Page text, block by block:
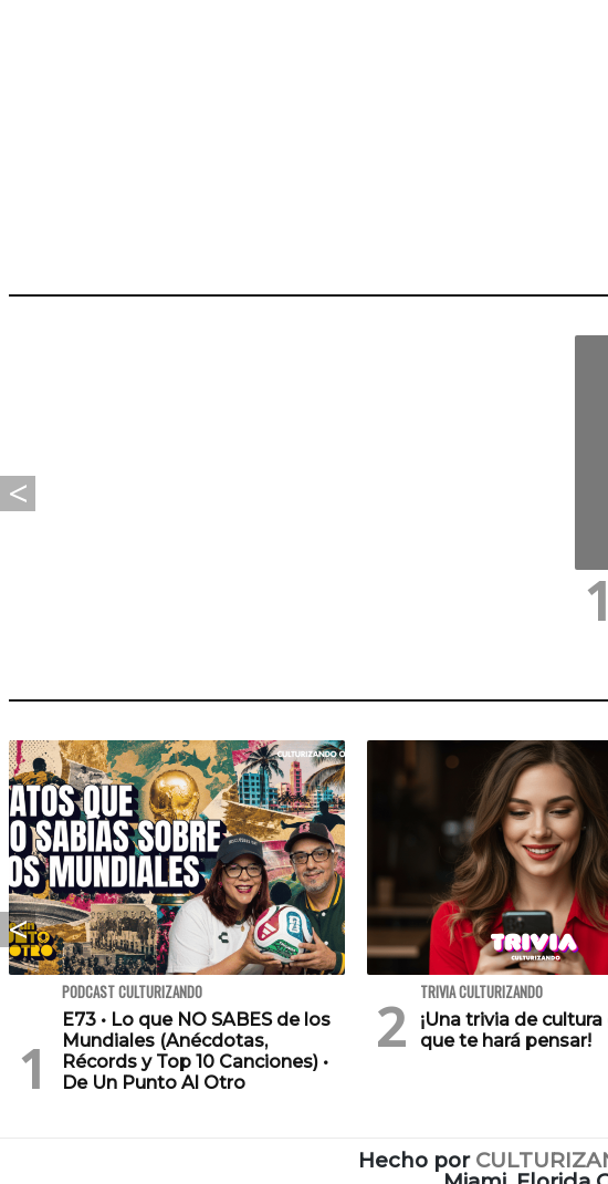
PODCAST CULTURIZANDO
E73 • Lo que NO SABES de los
Mundiales (Anécdotas,
Récords y Top 10 Canciones) •
De Un Punto Al Otro
TRIVIA CULTURIZANDO
¡Una trivia de cultura
que te hará pensar!
Hecho por